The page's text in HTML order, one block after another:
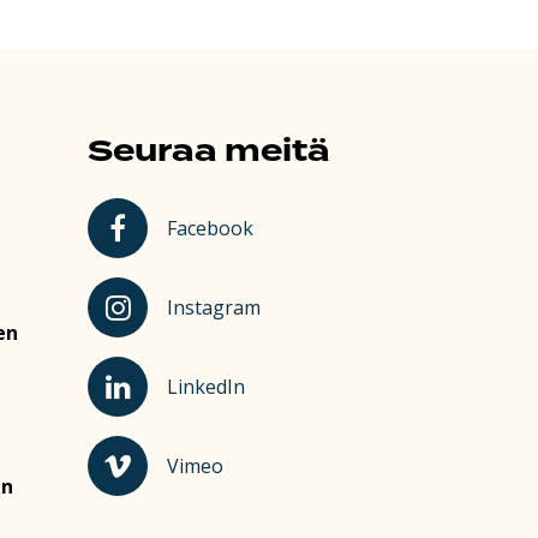
Seuraa meitä
Kauhajoki Facebookissa
Facebook
Kauhajoki Instagramissa
Instagram
Kauhajoki LinkedInissä
LinkedIn
Kauhajoki Vimeossa
Vimeo